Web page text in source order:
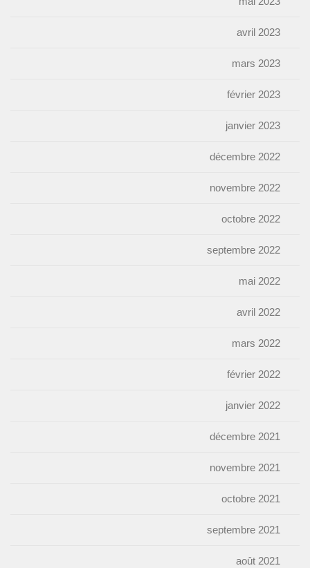
avril 2023
mars 2023
février 2023
janvier 2023
décembre 2022
novembre 2022
octobre 2022
septembre 2022
mai 2022
avril 2022
mars 2022
février 2022
janvier 2022
décembre 2021
novembre 2021
octobre 2021
septembre 2021
août 2021